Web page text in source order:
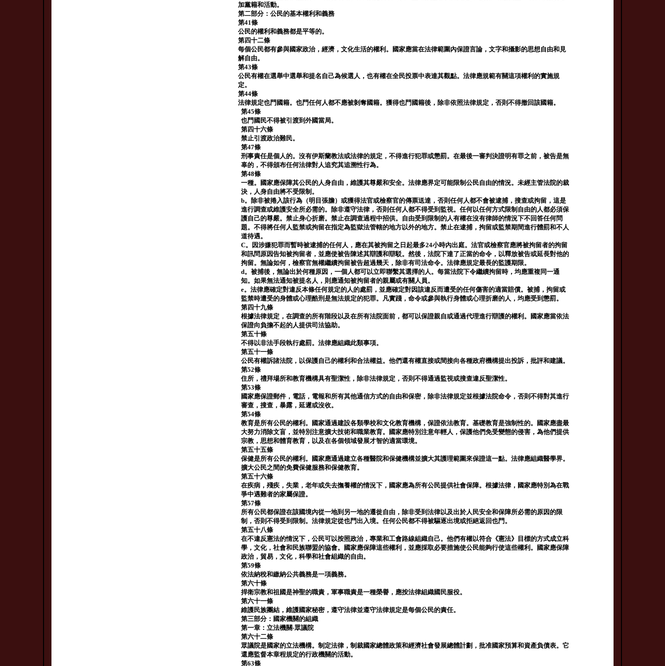
加黨籍和活動。
第二部分：公民的基本權利和義務
第41條
公民的權利和義務都是平等的。
第四十二條
每個公民都有參與國家政治，經濟，文化生活的權利。國家應當在法律範圍內保證言論，文字和攝影的思想自由和見
解自由。
第43條
公民有權在選舉中選舉和提名自己為候選人，也有權在全民投票中表達其觀點。法律應規範有關這項權利的實施規
定。
第44條
法律規定也門國籍。也門任何人都不應被剝奪國籍。獲得也門國籍後，除非依照法律規定，否則不得撤回該國籍。
第45條
也門國民不得被引渡到外國當局。
第四十六條
禁止引渡政治難民。
第47條
刑事責任是個人的。沒有伊斯蘭教法或法律的規定，不得進行犯罪或懲罰。在最後一審判決證明有罪之前，被告是無
辜的，不得頒布任何法律對人追究其追溯性行為。
第48條
一種。國家應保障其公民的人身自由，維護其尊嚴和安全。法律應界定可能限制公民自由的情況。未經主管法院的裁
決，人身自由將不受限制。
b。除非被捲入該行為（明目張膽）或獲得法官或檢察官的傳票送達，否則任何人都不會被逮捕，搜查或拘留，這是
進行調查或維護安全所必需的。除非遵守法律，否則任何人都不得受到監視。任何以任何方式限制自由的人都必須保
護自己的尊嚴。禁止身心折磨。禁止在調查過程中招供。自由受到限制的人有權在沒有律師的情況下不回答任何問
題。不得將任何人監禁或拘留在指定為監獄法管轄的地方以外的地方。禁止在逮捕，拘留或監禁期間進行體罰和不人
道待遇。
C。因涉嫌犯罪而暫時被逮捕的任何人，應在其被拘留之日起最多24小時內出庭。法官或檢察官應將被拘留者的拘留
和訊問原因告知被拘留者，並應使被告陳述其辯護和辯駁。然後，法院下達了正當的命令，以釋放被告或延長對他的
拘留。無論如何，檢察官無權繼續拘留被告超過幾天，除非有司法命令。法律應規定最長的監護期限。
d。被捕後，無論出於何種原因，一個人都可以立即聯繫其選擇的人。每當法院下令繼續拘留時，均應重複同一通
知。如果無法通知被提名人，則應通知被拘留者的親屬或有關人員。
e。法律應確定對違反本條任何規定的人的處罰，並應確定對因該違反而遭受的任何傷害的適當賠償。被捕，拘留或
監禁時遭受的身體或心理酷刑是無法規定的犯罪。凡實踐，命令或參與執行身體或心理折磨的人，均應受到懲罰。
第四十九條
根據法律規定，在調查的所有階段以及在所有法院面前，都可以保證親自或通過代理進行辯護的權利。國家應當依法
保證向負擔不起的人提供司法協助。
第五十條
不得以非法手段執行處罰。法律應組織此類事項。
第五十一條
公民有權訴諸法院，以保護自己的權利和合法權益。他們還有權直接或間接向各種政府機構提出投訴，批評和建議。
第52條
住所，禮拜場所和教育機構具有聖潔性，除非法律規定，否則不得通過監視或搜查違反聖潔性。
第53條
國家應保證郵件，電話，電報和所有其他通信方式的自由和保密，除非法律規定並根據法院命令，否則不得對其進行
審查，搜查，暴露，延遲或沒收。
第54條
教育是所有公民的權利。國家通過建設各類學校和文化教育機構，保證依法教育。基礎教育是強制性的。國家應盡最
大努力消除文盲，並特別注意擴大技術和職業教育。國家應特別注意年輕人，保護他們免受變態的侵害，為他們提供
宗教，思想和體育教育，以及在各個領域發展才智的適當環境。
第五十五條
保健是所有公民的權利。國家應通過建立各種醫院和保健機構並擴大其護理範圍來保證這一點。法律應組織醫學界。
擴大公民之間的免費保健服務和保健教育。
第五十六條
在疾病，殘疾，失業，老年或失去撫養權的情況下，國家應為所有公民提供社會保障。根據法律，國家應特別為在戰
爭中遇難者的家屬保證。
第57條
所有公民都保證在該國境內從一地到另一地的遷徙自由，除非受到法律以及出於人民安全和保障所必需的原因的限
制，否則不得受到限制。法律規定從也門出入境。任何公民都不得被驅逐出境或拒絕返回也門。
第五十八條
在不違反憲法的情況下，公民可以按照政治，專業和工會路線組織自己。他們有權以符合《憲法》目標的方式成立科
學，文化，社會和民族聯盟的協會。國家應保障這些權利，並應採取必要措施使公民能夠行使這些權利。國家應保障
政治，貿易，文化，科學和社會組織的自由。
第59條
依法納稅和繳納公共義務是一項義務。
第六十條
捍衛宗教和祖國是神聖的職責，軍事職責是一種榮譽，應按法律組織國民服役。
第六十一條
維護民族團結，維護國家秘密，遵守法律並遵守法律規定是每個公民的責任。
第三部分：國家機關的組織
第一章：立法機關-眾議院
第六十二條
眾議院是國家的立法機構。制定法律，制裁國家總體政策和經濟社會發展總體計劃，批准國家預算和資產負債表。它
還應監督本章程規定的行政機關的活動。
第63條